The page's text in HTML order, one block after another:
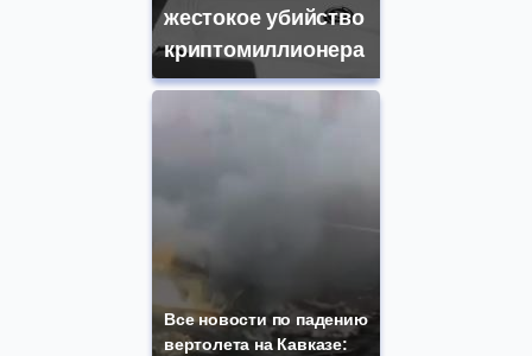
жестокое убийство
криптомиллионера
Все новости по падению
вертолета на Кавказе: